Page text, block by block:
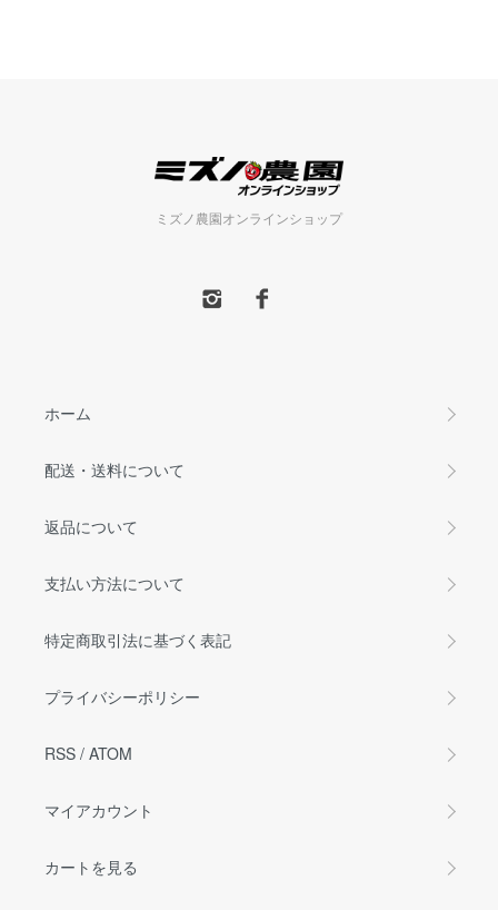
ミズノ農園オンラインショップ
ホーム
配送・送料について
返品について
支払い方法について
特定商取引法に基づく表記
プライバシーポリシー
RSS / ATOM
マイアカウント
カートを見る